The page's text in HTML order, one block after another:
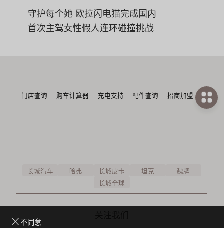
守护每个她 欧拉闪电猫完成国内
首次主驾女性假人连环碰撞挑战
门店查询 购车计算器 充电支持 配件查询 招商加盟
长城汽车 哈弗 长城皮卡 坦克
魏牌
长城全球
不同意